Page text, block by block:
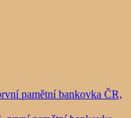
pamětní bankovka ČR,